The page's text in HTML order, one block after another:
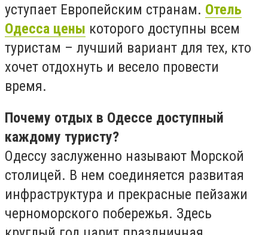
уступает Европейским странам. Отель
Одесса цены которого доступны всем
туристам – лучший вариант для тех, кто
хочет отдохнуть и весело провести
время.
Почему отдых в Одессе доступный
каждому туристу?
Одессу заслуженно называют Морской
столицей. В нем соединяется развитая
инфраструктура и прекрасные пейзажи
черноморского побережья. Здесь